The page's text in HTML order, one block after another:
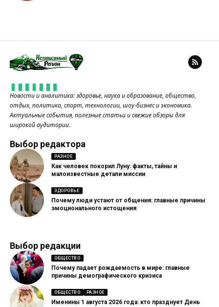
Новости и аналитика: здоровье, наука и образование, общество,
отдых, политика, спорт, технологии, шоу-бизнес и экономика.
Актуальные события, полезные статьи и свежие обзоры для
широкой аудитории.
Выбор редактора
РАЗНОЕ
Как человек покорил Луну: факты, тайны и
малоизвестные детали миссии
ЗДОРОВЬЕ
Почему люди устают от общения: главные причины
эмоционального истощения
Выбор редакции
ОБЩЕСТВО
Почему падает рождаемость в мире: главные
причины демографического кризиса
ОБЩЕСТВО РАЗНОЕ
Именины 1 августа 2026 года: кто празднует День